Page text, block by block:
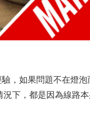
，如果問題不在燈泡
況下，都是因為線路